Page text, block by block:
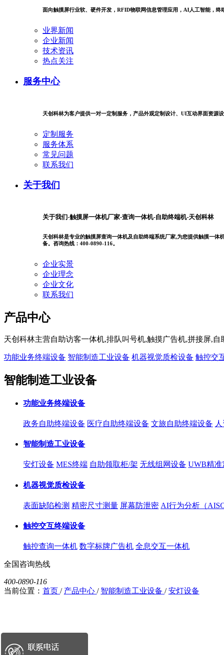
面向触摸屏行业软、硬件开发，RFID物联网信息管理应用，AI人工智能，终
业界新闻
企业新闻
技术资讯
热点关注
服务中心
天创科林为客户提供一对一定制服务，产品外观定制设计、UI互动界面资源
定制服务
服务体系
常见问题
联系我们
关于我们
关于我们-触摸屏一体机厂家-查询一体机-自助终端机-天创科林
天创科林是专业的触摸屏查询一体机及自助终端系统厂家,为您提供触摸一
备。咨询热线：400-0890-116。
企业实景
企业理念
企业文化
联系我们
产品中心
天创科林主营自助访客一体机,排队叫号机,触摸广告机,拼接屏,
功能业务终端设备 智能制造工业设备 机器视觉质检设备 触控交
智能制造工业设备
功能业务终端设备
政务自助终端设备 医疗自助终端设备 文旅自助终端设备
智能制造工业设备
安灯设备 MES终端 自助领取柜/架 无线组网设备 UWB精准
机器视觉质检设备
表面缺陷检测 精密尺寸测量 屏幕防泄密 AI行为分析（
触控交互终端设备
触控查询一体机 数字标牌广告机 全息交互一体机
全国咨询热线
400-0890-116
当前位置： 首页 / 产品中心 / 智能制造工业设备 /安灯设备